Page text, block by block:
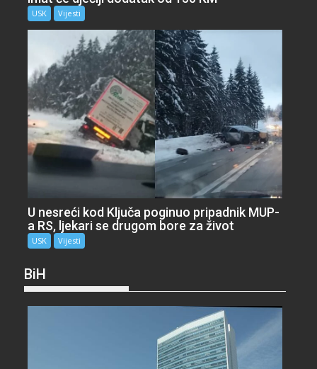
USK Vijesti
U nesreći kod Ključa poginuo pripadnik MUP-
a RS, ljekari se drugom bore za život
USK Vijesti
BiH